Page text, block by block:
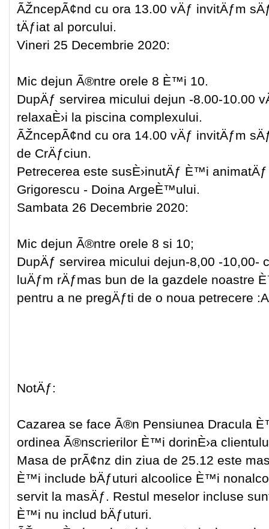
ÃŽncepÃ¢nd cu ora 13.00 vÄƒ invitÄƒm
tÄƒiat al porcului.
Vineri 25 Decembrie 2020:
Mic dejun Ã®ntre orele 8 È™i 10.
DupÄƒ servirea micului dejun -8.00-10.00
relaxaÈ›i la piscina complexului.
ÃŽncepÃ¢nd cu ora 14.00 vÄƒ invitÄƒm
de CrÄƒciun.
Petrecerea este susÈ›inutÄƒ È™i
Grigorescu - Doina ArgeÈ™ului.
Sambata 26 Decembrie 2020:
Mic dejun Ã®ntre orele 8 si 10;
DupÄƒ servirea micului dejun-8,00 -10,00-
luÄƒm rÄƒmas bun de la gazdele noastre
pentru a ne pregÄƒti de o noua petrecere
NotÄƒ:
Cazarea se face Ã®n Pensiunea Dracula
ordinea Ã®nscrierilor È™i dorinÈ›a
Masa de prÃ¢nz din ziua de 25.12 este
È™i include bÄƒuturi alcoolice È™i
servit la masÄƒ. Restul meselor incluse
È™i nu includ bÄƒuturi.